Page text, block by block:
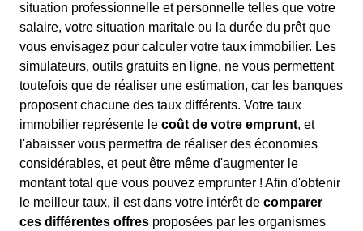
situation professionnelle et personnelle telles que votre
salaire, votre situation maritale ou la durée du prêt que
vous envisagez pour calculer votre taux immobilier. Les
simulateurs, outils gratuits en ligne, ne vous permettent
toutefois que de réaliser une estimation, car les banques
proposent chacune des taux différents. Votre taux
immobilier représente le coût de votre emprunt, et
l'abaisser vous permettra de réaliser des économies
considérables, et peut être même d'augmenter le
montant total que vous pouvez emprunter ! Afin d'obtenir
le meilleur taux, il est dans votre intérêt de comparer
ces différentes offres proposées par les organismes